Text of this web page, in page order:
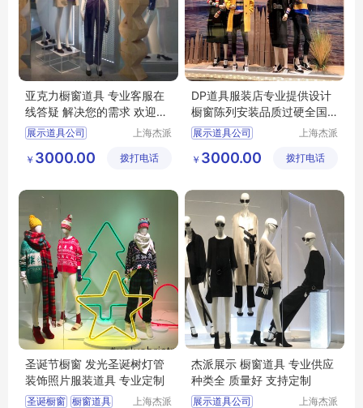
亚克力橱窗道具 专业客服在
线答疑 解决您的需求 欢迎来
电详询
展示道具公司
上海杰派
公司
￥ 3000.00 拨打电话
DP道具服装店专业提供设计
橱窗陈列安装品质过硬全国
范围
展示道具公司
设计安装 服装店
上海杰派
公司
￥ 3000.00 拨打电话
圣诞节橱窗 发光圣诞树灯管
装饰照片服装道具 专业定制
圣诞橱窗 橱窗道具
上海杰派
杰派展示 橱窗道具 专业供应
种类全 质量好 支持定制
展示道具公司
上海杰派